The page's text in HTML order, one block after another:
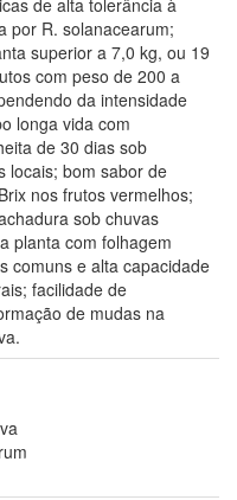
por R. solanacearum;
superior a 7,0 kg, ou 19
com peso de 200 a
da intensidade
longa vida com
de 30 dias sob
locais; bom sabor de
nos frutos vermelhos;
sob chuvas
planta com folhagem
comuns e alta capacidade
facilidade de
de mudas na